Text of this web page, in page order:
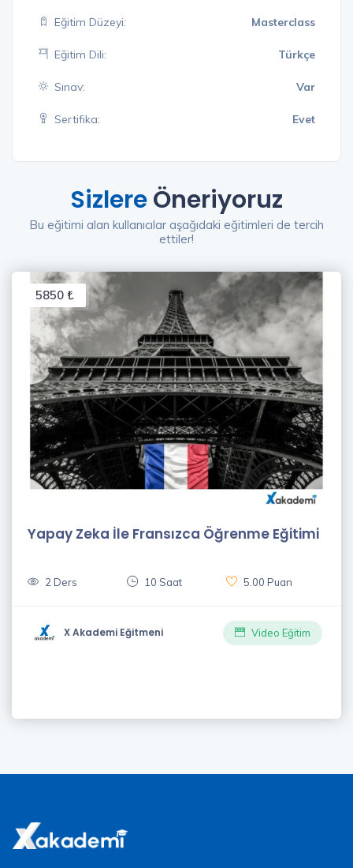
Eğitim Düzeyi: Masterclass
Eğitim Dili: Türkçe
Sınav: Var
Sertifika: Evet
SizlereÖneriyoruz
Bu eğitimi alan kullanıcılar aşağıdaki eğitimleri de tercih
ettiler!
5850 ₺
Yapay Zeka İle Fransızca Öğrenme Eğitimi
2 Ders 10 Saat 5.00 Puan
X Akademi Eğitmeni Video Eğitim